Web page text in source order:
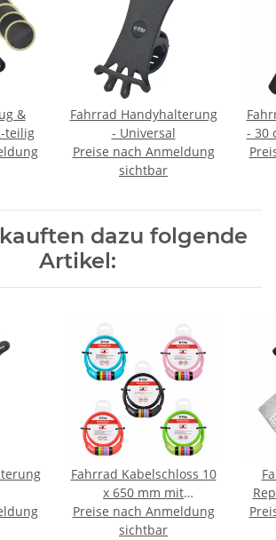
&
teilig
Fahrrad Handyhalterung
- Universal
Preise nach Anmeldung
sichtbar
- 30
dazu folgende
Artikel:
Fahrrad Kabelschloss 10
x 650 mm mit
Zahlenkombination
Preise nach Anmeldung
sichtbar